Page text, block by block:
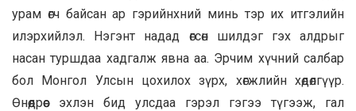
урам өгч байсан ар гэрийнхний минь тэр их итгэлийн
илэрхийлэл. Нэгэнт надад өгсөн шилдэг гэх алдрыг
насан туршдаа хадгалж явна аа. Эрчим хүчний салбар
бол Монгол Улсын цохилох зүрх, хөгжлийн хөдөлгүүр.
Өнөөдрөөс эхлэн бид улсдаа гэрэл гэгээ түгээж, гал